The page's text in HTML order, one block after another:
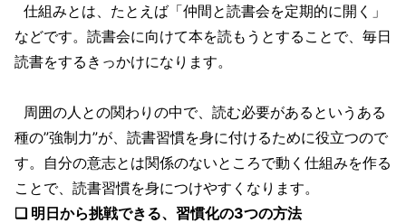
仕組みとは、たとえば「仲間と読書会を定期的に開く」
などです。読書会に向けて本を読もうとすることで、毎日
読書をするきっかけになります。
周囲の人との関わりの中で、読む必要があるというある
種の”強制力”が、読書習慣を身に付けるために役立つので
す。自分の意志とは関係のないところで動く仕組みを作る
ことで、読書習慣を身につけやすくなります。
❏ 明日から挑戦できる、習慣化の3つの方法